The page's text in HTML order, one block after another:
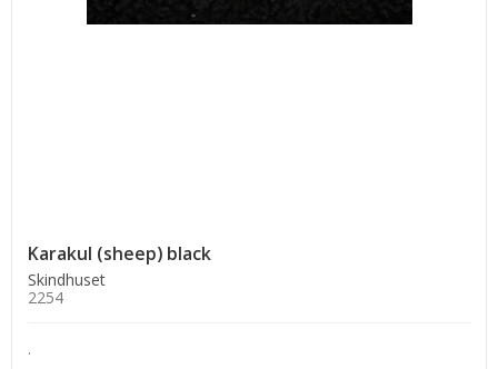
Karakul (sheep) black
Skindhuset
2254
.